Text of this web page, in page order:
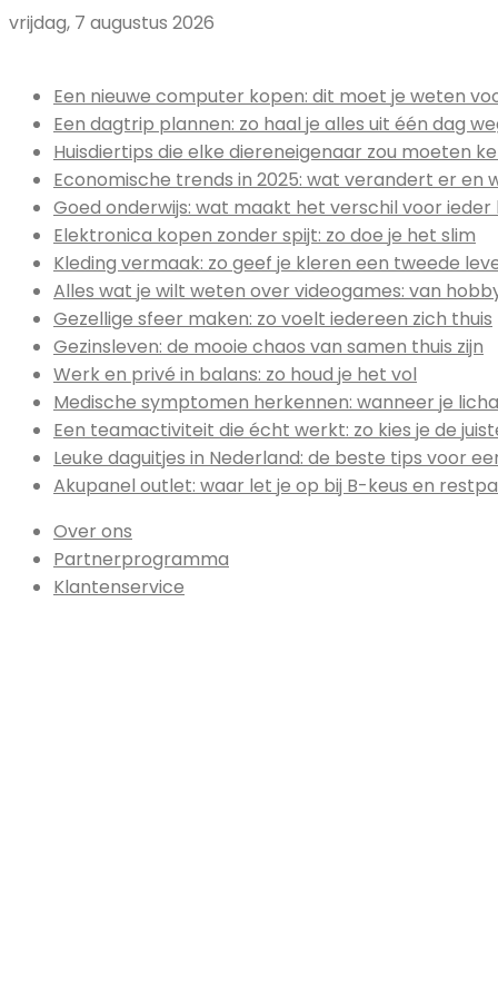
vrijdag, 7 augustus 2026
Een nieuwe computer kopen: dit moet je weten
Een dagtrip plannen: zo haal je alles uit één dag
Huisdiertips die elke diereneigenaar zou moeten
Economische trends in 2025: wat verandert er en
Goed onderwijs: wat maakt het verschil voor ieder
Elektronica kopen zonder spijt: zo doe je het slim
Kleding vermaak: zo geef je kleren een tweede
Alles wat je wilt weten over videogames: van
Gezellige sfeer maken: zo voelt iedereen zich thuis
Gezinsleven: de mooie chaos van samen thuis zijn
Werk en privé in balans: zo houd je het vol
Medische symptomen herkennen: wanneer je
Een teamactiviteit die écht werkt: zo kies je de
Leuke daguitjes in Nederland: de beste tips voor
Akupanel outlet: waar let je op bij B-keus en
Over ons
Partnerprogramma
Klantenservice